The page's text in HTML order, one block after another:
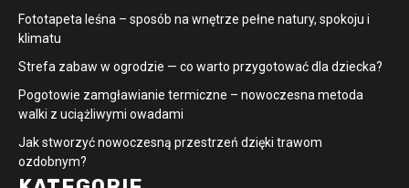
​Fototapeta leśna – sposób na wnętrze pełne natury, spokoju i
klimatu
Strefa zabaw w ogrodzie — co warto przygotować dla dziecka?
Pogotowie zamgławianie termiczne – nowoczesna metoda
walki z uciążliwymi owadami
Jak stworzyć nowoczesną przestrzeń dzięki trawom
ozdobnym?